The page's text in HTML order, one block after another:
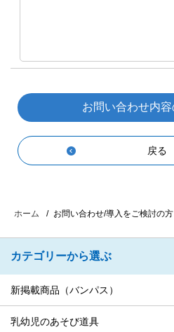
戻る
ホーム お問い合わせ/導入をご検討の方
カテゴリーから選ぶ
新掲載商品（バンパス）
乳幼児のあそび道具